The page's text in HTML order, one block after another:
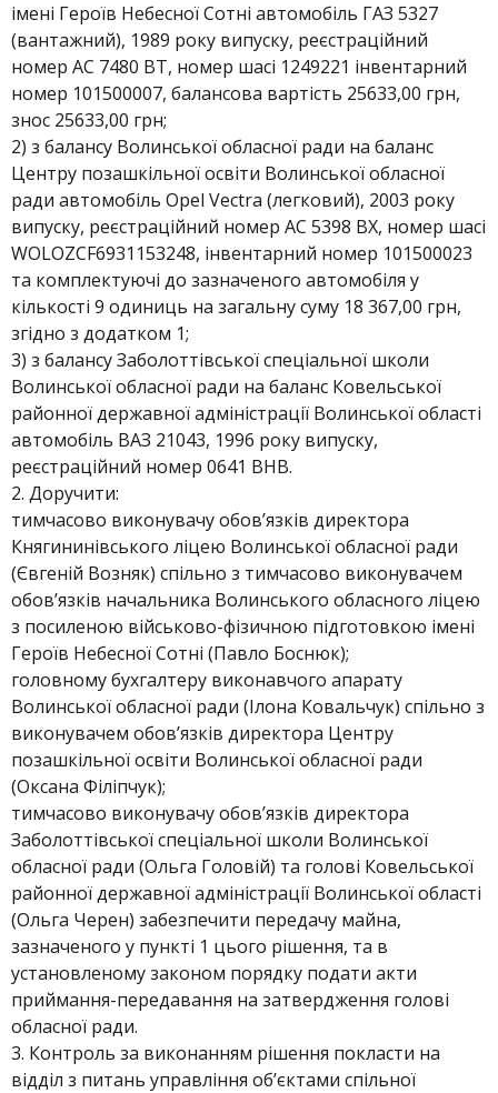
імені Героїв Небесної Сотні автомобіль ГАЗ 5327
(вантажний), 1989 року випуску, реєстраційний
номер АС 7480 ВТ, номер шасі 1249221 інвентарний
номер 101500007, балансова вартість 25633,00 грн,
знос 25633,00 грн;
2) з балансу Волинської обласної ради на баланс
Центру позашкільної освіти Волинської обласної
ради автомобіль Opel Vectra (легковий), 2003 року
випуску, реєстраційний номер АС 5398 ВХ, номер шасі
WOLOZCF6931153248, інвентарний номер 101500023
та комплектуючі до зазначеного автомобіля у
кількості 9 одиниць на загальну суму 18 367,00 грн,
згідно з додатком 1;
3) з балансу Заболоттівської спеціальної школи
Волинської обласної ради на баланс Ковельської
районної державної адміністрації Волинської області
автомобіль ВАЗ 21043, 1996 року випуску,
реєстраційний номер 0641 ВНВ.
2. Доручити:
тимчасово виконувачу обов’язків директора
Княгининівського ліцею Волинської обласної ради
(Євгеній Возняк) спільно з тимчасово виконувачем
обов’язків начальника Волинського обласного ліцею
з посиленою військово-фізичною підготовкою імені
Героїв Небесної Сотні (Павло Боснюк);
головному бухгалтеру виконавчого апарату
Волинської обласної ради (Ілона Ковальчук) спільно з
виконувачем обов’язків директора Центру
позашкільної освіти Волинської обласної ради
(Оксана Філіпчук);
тимчасово виконувачу обов’язків директора
Заболоттівської спеціальної школи Волинської
обласної ради (Ольга Головій) та голові Ковельської
районної державної адміністрації Волинської області
(Ольга Черен) забезпечити передачу майна,
зазначеного у пункті 1 цього рішення, та в
установленому законом порядку подати акти
приймання-передавання на затвердження голові
обласної ради.
3. Контроль за виконанням рішення покласти на
відділ з питань управління об’єктами спільної